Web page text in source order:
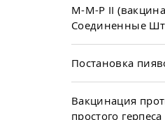
М-М-Р II
Соединенные
Постановка
Вакцинация
простого